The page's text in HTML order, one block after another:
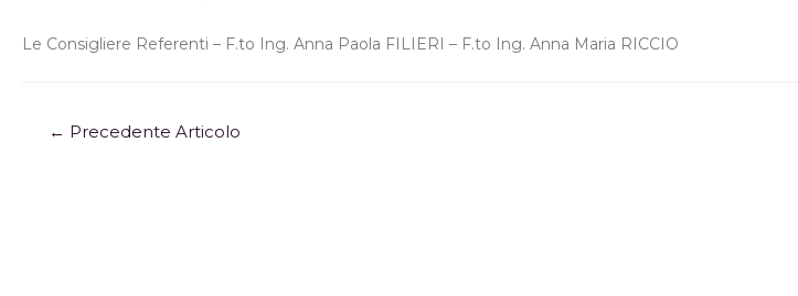
Le Consigliere Referenti – F.to Ing. Anna Paola FILIERI – F.to Ing. Anna Maria RICCIO
← Precedente Articolo